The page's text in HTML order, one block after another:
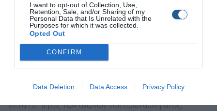
I want to opt-out of Collection, Use,
Retention, Sale, and/or Sharing of my
Personal Data that Is Unrelated with the
Purposes for which it was collected.
Opted Out
CONFIRM
Data Deletion Data Access Privacy Policy
Μετά το πέρας των αγώνων του πρωταθλήµατος,